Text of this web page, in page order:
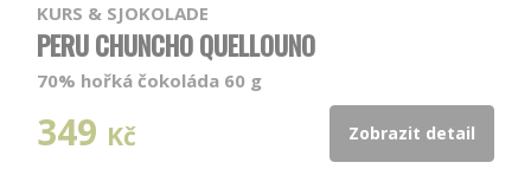
KURS & SJOKOLADE
PERU CHUNCHO QUELLOUNO
70% hořká čokoláda 60 g
349 Kč Zobrazit detail